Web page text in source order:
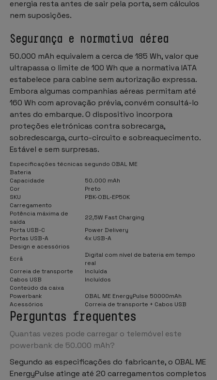
energia resta antes de sair pela porta, sem cálculos
nem suposições.
Segurança e normativa aérea
50.000 mAh equivalem a cerca de 185 Wh, valor que
ultrapassa o limite de 100 Wh que a normativa IATA
estabelece para cabine sem autorização expressa.
Embora algumas companhias aéreas permitam até
160 Wh com aprovação prévia, convém consultá-lo
antes do embarque. O dispositivo incorpora
proteções eletrónicas contra sobrecarga,
sobredescarga, curto-circuito e sobreaquecimento.
Estável e sem surpresas.
Especificações técnicas segundo OBAL ME
Bateria
Capacidade
50.000 mAh
Cor
Preto
SKU
PBK-OBL-EP50K
Carregamento
Potência máxima de
saída
22,5W Fast Charging
Porta USB-C
Power Delivery
Portas USB-A
4x USB-A
Design e acessórios
Ecrã
Digital com nível de bateria em tempo
real
Correia de transporte
Incluída
Cabos USB
Incluídos
Conteúdo da caixa
Powerbank
OBAL ME EnergyPulse 50000mAh
Acessórios
Correia de transporte + Cabos USB
Perguntas frequentes
Quantas vezes pode carregar o telemóvel este
powerbank de 50.000 mAh?
Segundo as especificações do fabricante, o OBAL ME
EnergyPulse atinge até 20 carregamentos completos